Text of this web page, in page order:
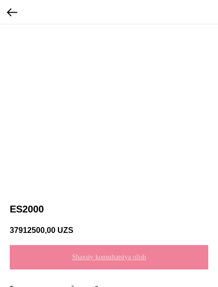
ES2000
37912500,00 UZS
Shaxsiy konsultatsiya olish